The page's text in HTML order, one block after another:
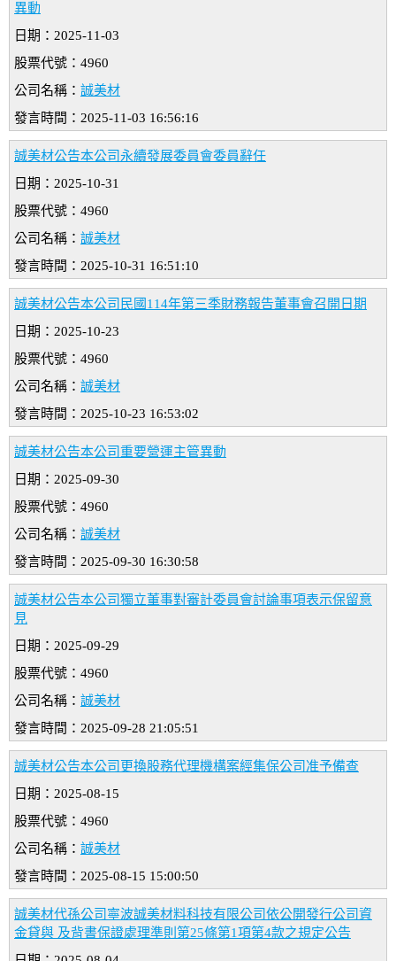
異動
日期：2025-11-03
股票代號：4960
公司名稱： 誠美材
發言時間：2025-11-03 16:56:16
誠美材公告本公司永續發展委員會委員辭任
日期：2025-10-31
股票代號：4960
公司名稱： 誠美材
發言時間：2025-10-31 16:51:10
誠美材公告本公司民國114年第三季財務報告董事會召開日期
日期：2025-10-23
股票代號：4960
公司名稱： 誠美材
發言時間：2025-10-23 16:53:02
誠美材公告本公司重要營運主管異動
日期：2025-09-30
股票代號：4960
公司名稱： 誠美材
發言時間：2025-09-30 16:30:58
誠美材公告本公司獨立董事對審計委員會討論事項表示保留意
見
日期：2025-09-29
股票代號：4960
公司名稱： 誠美材
發言時間：2025-09-28 21:05:51
誠美材公告本公司更換股務代理機構案經集保公司准予備查
日期：2025-08-15
股票代號：4960
公司名稱： 誠美材
發言時間：2025-08-15 15:00:50
誠美材代孫公司寧波誠美材料科技有限公司依公開發行公司資
金貸與 及背書保證處理準則第25條第1項第4款之規定公告